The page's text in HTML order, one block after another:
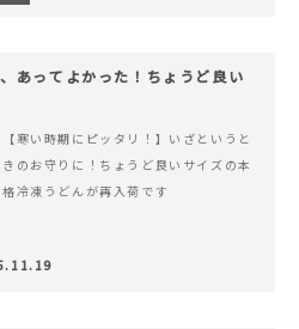
あってよかった！ちょうど良い
【寒い時期にピッタリ！】いざというと
きのお守りに！ちょうど良いサイズの本
格冷凍うどんが再入荷です